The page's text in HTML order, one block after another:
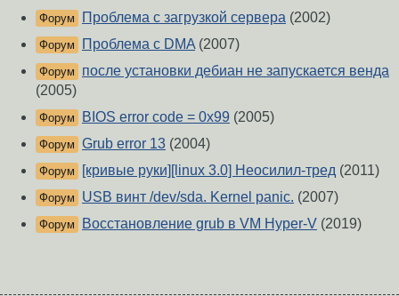
Форум Проблема с загрузкой сервера (2002)
Форум Проблема с DMA (2007)
Форум
после установки дебиан не запускается венда
(2005)
Форум BIOS error code = 0x99 (2005)
Форум Grub error 13 (2004)
Форум [кривые руки][linux 3.0] Неосилил-тред (2011)
Форум USB винт /dev/sda. Kernel panic. (2007)
Форум Восстановление grub в VM Hyper-V (2019)